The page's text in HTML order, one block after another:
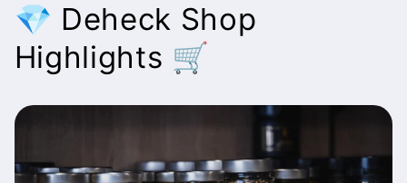
💎 Deheck Shop
Highlights 🛒